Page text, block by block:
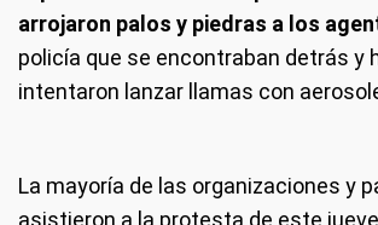
arrojaron palos y piedras a los
policía que se encontraban detrás y
intentaron lanzar llamas con
La mayoría de las organizaciones y
asistieron a la protesta de este